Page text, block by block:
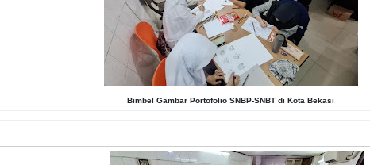
Bimbel Gambar Portofolio SNBP-SNBT di Kota Bekasi